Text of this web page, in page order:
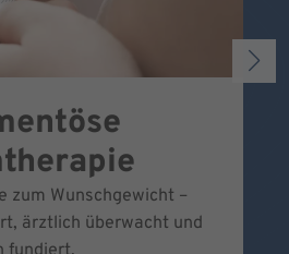
zum Wunschgewicht –
ärztlich überwacht und